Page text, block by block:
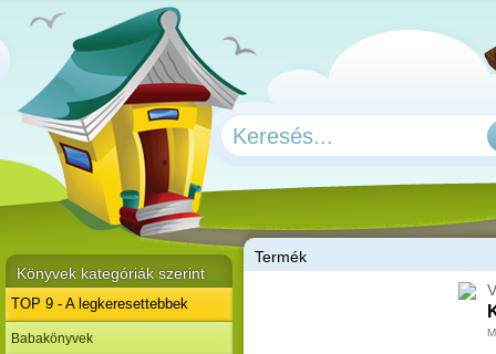
Termék
Könyvek kategóriák szerint
TOP 9 - A legkeresettebbek
Babakönyvek